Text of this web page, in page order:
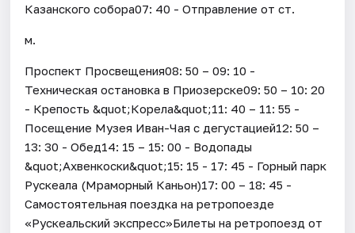
Казанского собора07: 40 - Отправление от ст.
м.
Проспект Просвещения08: 50 – 09: 10 -
Техническая остановка в Приозерске09: 50 – 10: 20
- Крепость &quot;Корела&quot;11: 40 – 11: 55 -
Посещение Музея Иван-Чая с дегустацией12: 50 –
13: 30 - Обед14: 15 – 15: 00 - Водопады
&quot;Ахвенкоски&quot;15: 15 - 17: 45 - Горный парк
Рускеала (Мраморный Каньон)17: 00 – 18: 45 -
Самостоятельная поездка на ретропоезде
«Рускеальский экспресс»Билеты на ретропоезд от